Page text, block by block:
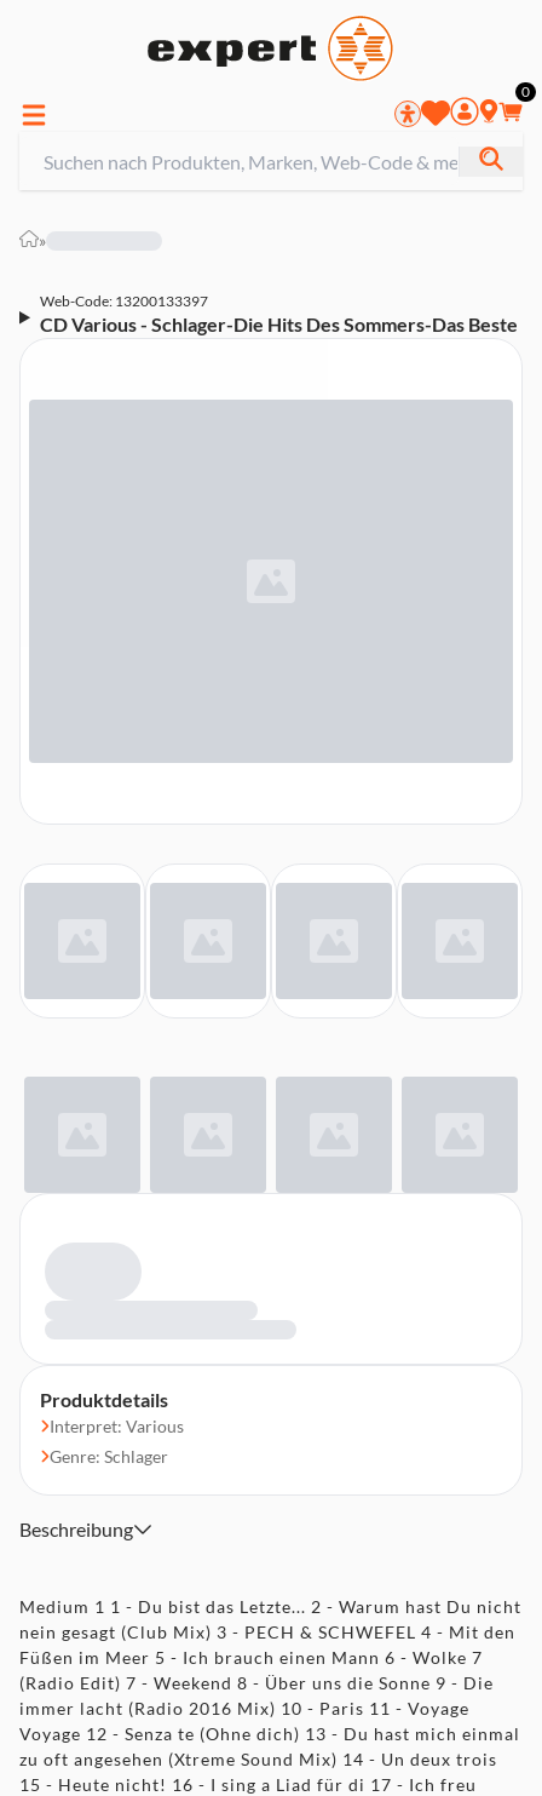
0
»
Web-Code: 13200133397
CD Various - Schlager-Die Hits Des Sommers-Das Beste
Produktdetails
Interpret: Various
Genre: Schlager
Beschreibung
Medium 1 1 - Du bist das Letzte... 2 - Warum hast Du nicht
nein gesagt (Club Mix) 3 - PECH & SCHWEFEL 4 - Mit den
Füßen im Meer 5 - Ich brauch einen Mann 6 - Wolke 7
(Radio Edit) 7 - Weekend 8 - Über uns die Sonne 9 - Die
immer lacht (Radio 2016 Mix) 10 - Paris 11 - Voyage
Voyage 12 - Senza te (Ohne dich) 13 - Du hast mich einmal
zu oft angesehen (Xtreme Sound Mix) 14 - Un deux trois
15 - Heute nicht! 16 - I sing a Liad für di 17 - Ich freu